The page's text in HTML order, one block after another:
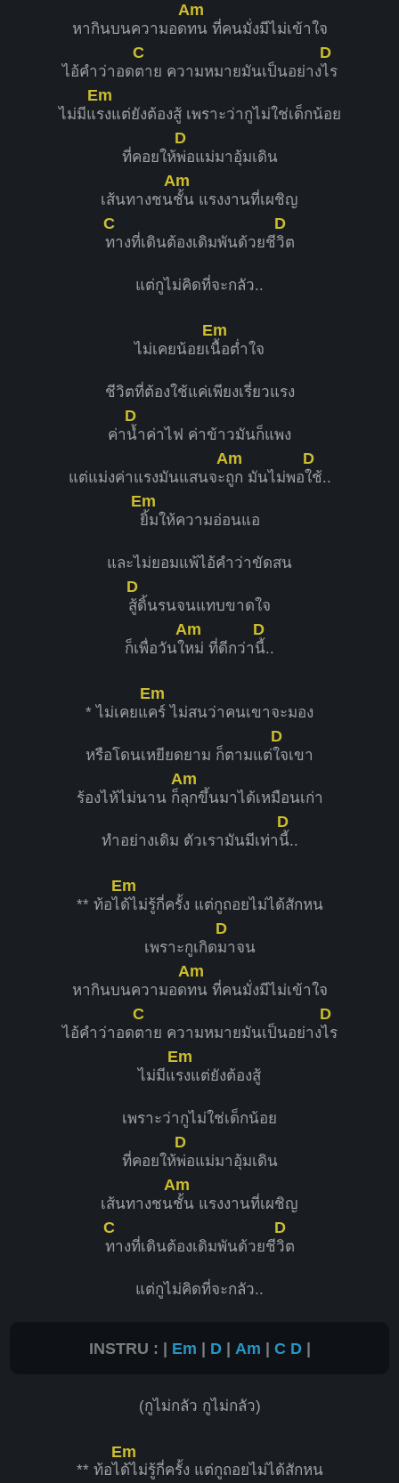
หากินบนความอด
Am
ทน ที่คนมั่งมีไม่เข้าใจ
ไอ้คำว่าอด
C
ตาย ความหมายมันเป็นอย่าง
D
ไร
ไม่มีแ
Em
รงแต่ยังต้องสู้ เพราะว่ากูไม่ใช่เด็กน้อย
ที่คอยให้
D
พ่อแม่มาอุ้มเดิน
เส้นทางชน
Am
ชั้น แรงงานที่เผชิญ
C
ทางที่เดินต้องเดิมพันด้วยชี
D
วิต
แต่กูไม่คิดที่จะกลัว..
ไม่เคยน้อยเ
Em
นื้อต่ำใจ
ชีวิตที่ต้องใช้แค่เพียงเรี่ยวแรง
ค่า
D
น้ำค่าไฟ ค่าข้าวมันก็แพง
แต่แม่งค่าแรงมันแสนจะ
Am
ถูก มันไม่พอ
D
ใช้..
Em
ยิ้มให้ความอ่อนแอ
และไม่ยอมแพ้ไอ้คำว่าขัดสน
D
สู้ดิ้นรนจนแทบขาดใจ
ก็เพื่อวันใ
Am
หม่ ที่ดีกว่า
D
นี้..
* ไม่เคยแ
Em
คร์ ไม่สนว่าคนเขาจะมอง
หรือโดนเหยียดยาม ก็ตามแต่
D
ใจเขา
ร้องไห้ไม่นาน ก็
Am
ลุกขึ้นมาได้เหมือนเก่า
ทำอย่างเดิม ตัวเรามันมีเท่า
D
นี้..
** ท้อไ
Em
ด้ไม่รู้กี่ครั้ง แต่กูถอยไม่ได้สักหน
เพราะกูเกิด
D
มาจน
หากินบนความอด
Am
ทน ที่คนมั่งมีไม่เข้าใจ
ไอ้คำว่าอด
C
ตาย ความหมายมันเป็นอย่าง
D
ไร
ไม่มีแ
Em
รงแต่ยังต้องสู้
เพราะว่ากูไม่ใช่เด็กน้อย
ที่คอยให้
D
พ่อแม่มาอุ้มเดิน
เส้นทางชน
Am
ชั้น แรงงานที่เผชิญ
C
ทางที่เดินต้องเดิมพันด้วยชี
D
วิต
แต่กูไม่คิดที่จะกลัว..
INSTRU : | Em | D| Am | C D|
(กูไม่กลัว กูไม่กลัว)
** ท้อไ
Em
ด้ไม่รู้กี่ครั้ง แต่กูถอยไม่ได้สักหน